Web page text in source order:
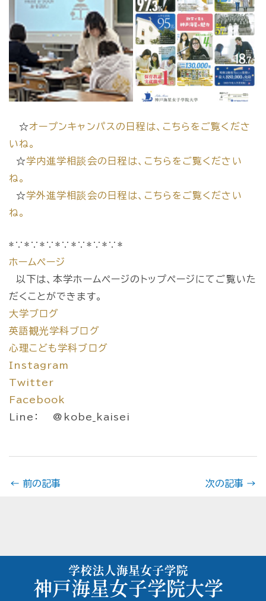
☆オープンキャンパスの日程は、こちらをご覧くださ
いね。
☆学内進学相談会の日程は、こちらをご覧ください
ね。
☆学外進学相談会の日程は、こちらをご覧ください
ね。
*∵*∵*∵*∵*∵*∵*∵*
ホームページ
以下は、本学ホームページのトップページにてご覧いた
だくことができます。
大学ブログ
英語観光学科ブログ
心理こども学科ブログ
Instagram
Twitter
Facebook
Line： @kobe_kaisei
← 前の記事 次の記事 →